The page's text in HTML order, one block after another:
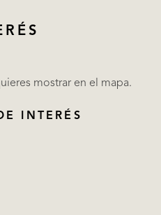
mostrar en el mapa.
INTERÉS